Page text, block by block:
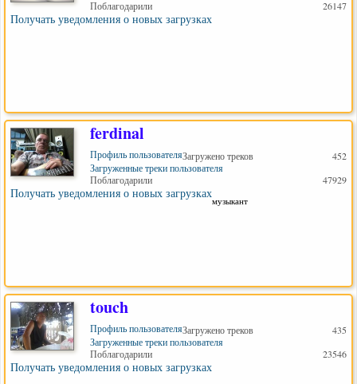
Поблагодарили 26147
Получать уведомления о новых загрузках
ferdinal
Профиль пользователяЗагружено треков
452
Загруженные треки пользователя
Поблагодарили
47929
Получать уведомления о новых загрузках
музыкант
touch
Профиль пользователяЗагружено треков
435
Загруженные треки пользователя
Поблагодарили
23546
Получать уведомления о новых загрузках